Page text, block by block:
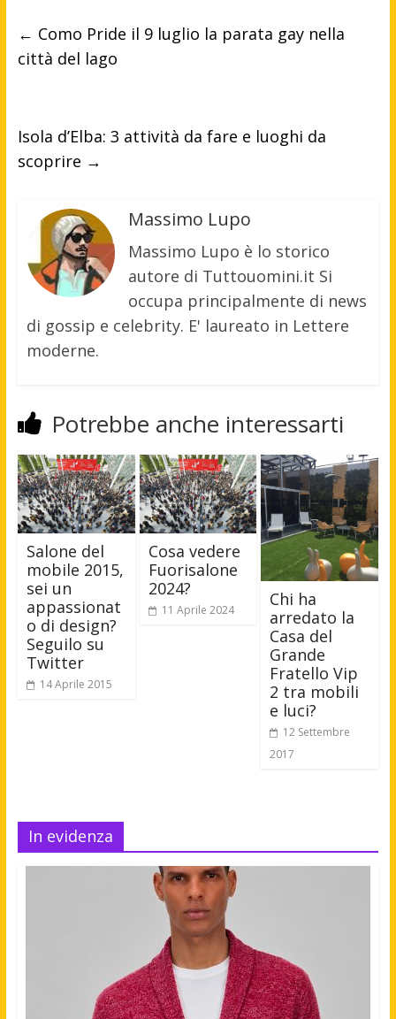
← Como Pride il 9 luglio la parata gay nella
città del lago
Isola d’Elba: 3 attività da fare e luoghi da
scoprire →
Massimo Lupo
Massimo Lupo è lo storico
autore di Tuttouomini.it Si
occupa principalmente di news
di gossip e celebrity. E' laureato in Lettere
moderne.
Potrebbe anche interessarti
Salone del
mobile 2015,
sei un
appassionat
o di design?
Seguilo su
Twitter
14 Aprile 2015
Cosa vedere
Fuorisalone
2024?
11 Aprile 2024
Chi ha
arredato la
Casa del
Grande
Fratello Vip
2 tra mobili
e luci?
12 Settembre
2017
In evidenza